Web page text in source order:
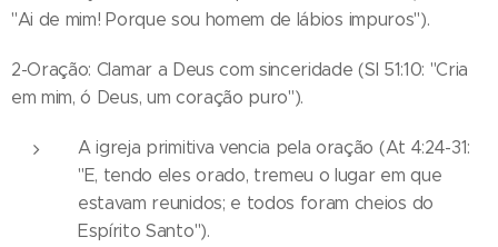
"Ai de mim! Porque sou homem de lábios impuros").
2-Oração: Clamar a Deus com sinceridade (Sl 51:10: "Cria
em mim, ó Deus, um coração puro").
A igreja primitiva vencia pela oração (At 4:24-31:
"E, tendo eles orado, tremeu o lugar em que
estavam reunidos; e todos foram cheios do
Espírito Santo").